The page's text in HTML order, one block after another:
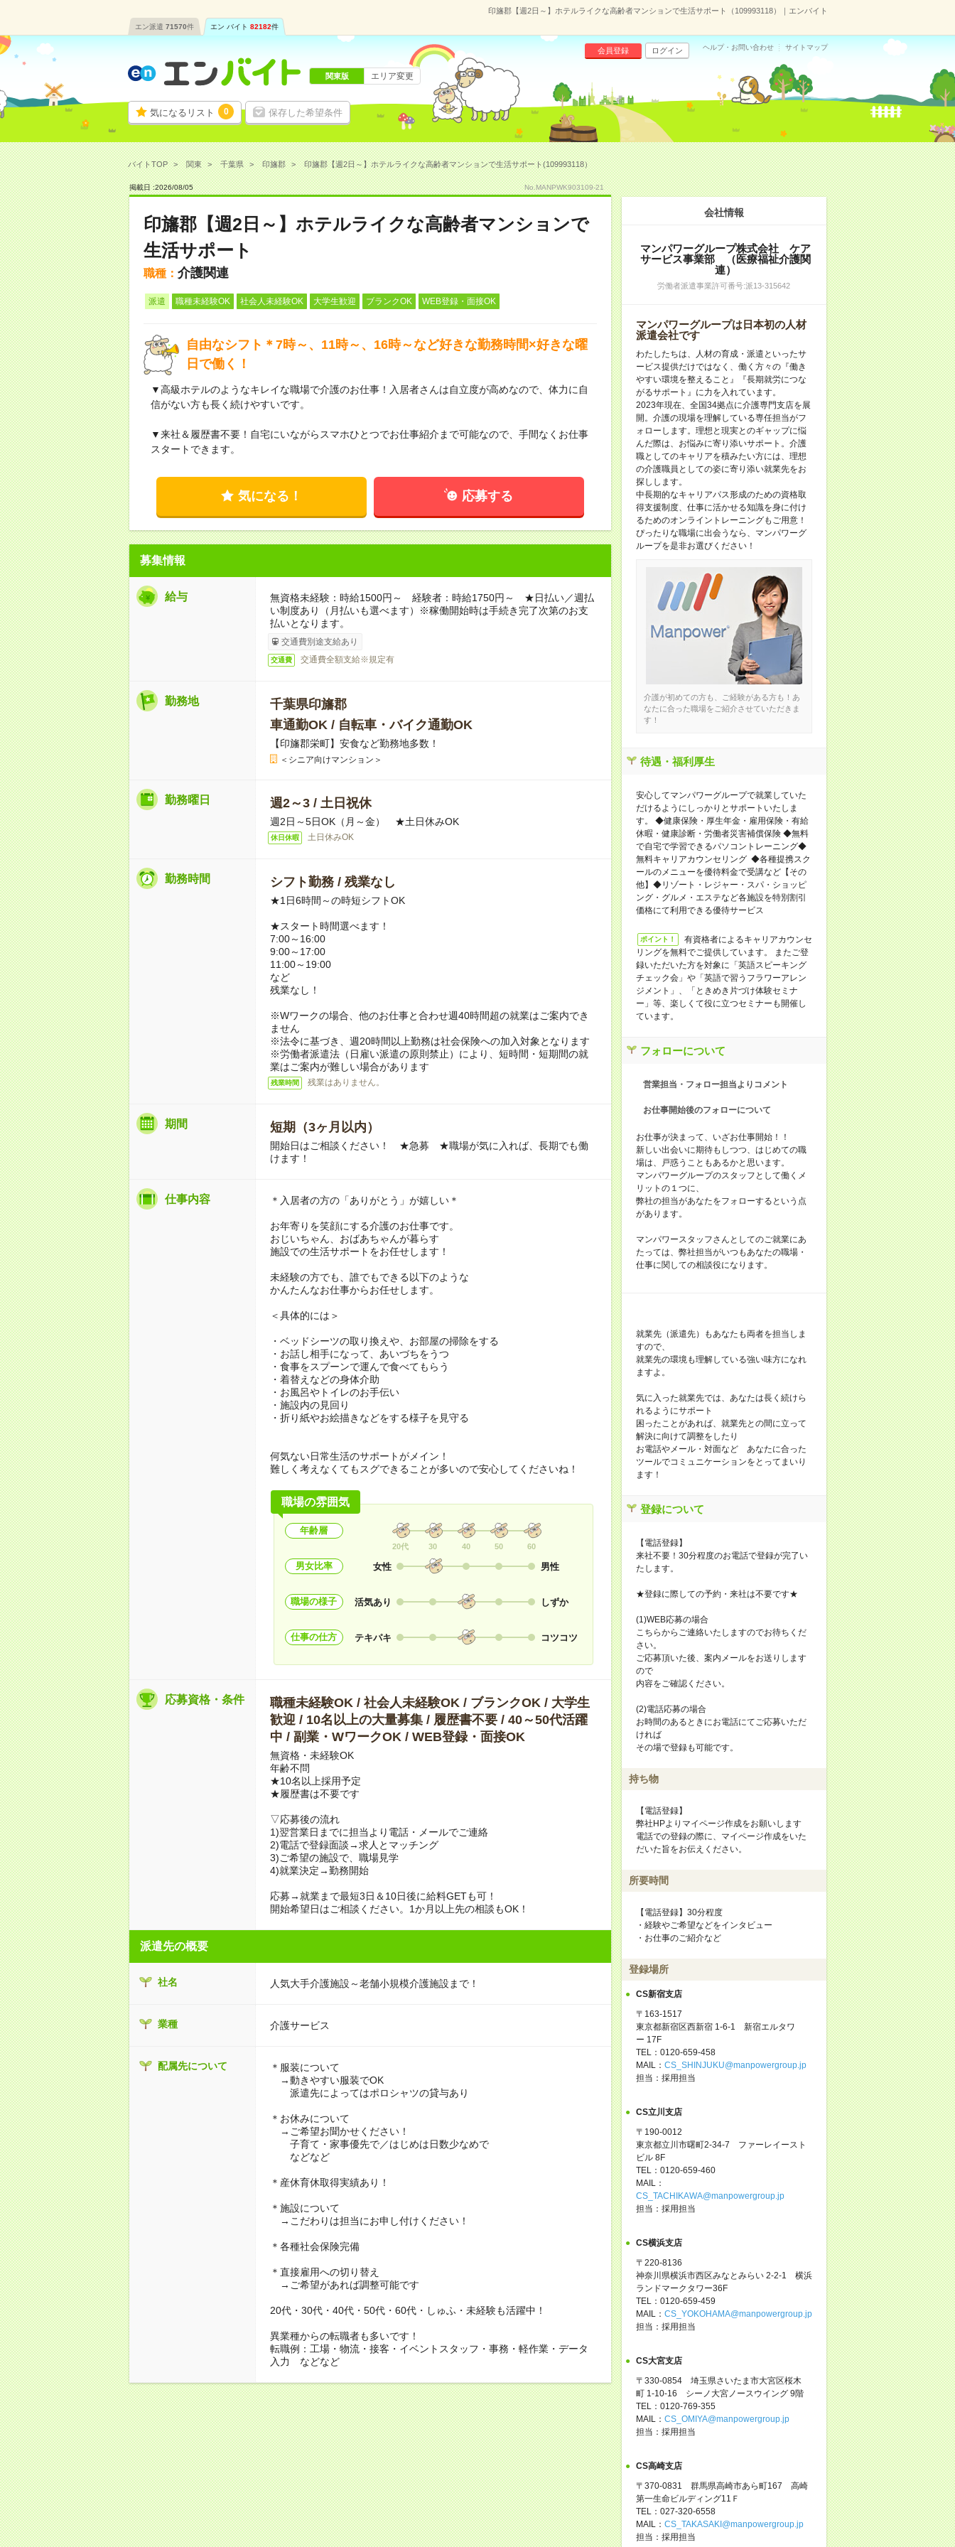
印旛郡【週2日～】ホテルライクな高齢者マンションで生活サポート（109993118）｜エンバイト
エン派遣 71570件 エン バイト 82182件
気になるリスト 0 保存した希望条件
会員登録 ログイン ヘルプ・お問い合わせ サイトマップ
関東版 エリア変更
バイトTOP 関東 千葉県 印旛郡 印旛郡【週2日～】ホテルライクな高齢者マンションで生活サポート(109993118）
掲載日 :2026/08/05 No.MANPWK903109-21
印旛郡【週2日～】ホテルライクな高齢者マンションで
生活サポート
職種： 介護関連
派遣 職種未経験OK 社会人未経験OK 大学生歓迎 ブランクOK WEB登録・面接OK
自由なシフト＊7時～、11時～、16時～など好きな勤務時間×好きな曜
日で働く！
▼高級ホテルのようなキレイな職場で介護のお仕事！入居者さんは自立度が高めなので、体力に自
信がない方も長く続けやすいです。
▼来社＆履歴書不要！自宅にいながらスマホひとつでお仕事紹介まで可能なので、手間なくお仕事
スタートできます。
気になる！ 応募する
募集情報
給与
無資格未経験：時給1500円～ 経験者：時給1750円～ ★日払い／週払
い制度あり（月払いも選べます）※稼働開始時は手続き完了次第のお支
払いとなります。
交通費別途支給あり
交通費 交通費全額支給※規定有
勤務地
千葉県印旛郡
車通勤OK / 自転車・バイク通勤OK
【印旛郡栄町】安食など勤務地多数！
＜シニア向けマンション＞
勤務曜日 週2～3 / 土日祝休
週2日～5日OK（月～金） ★土日休みOK
休日休暇 土日休みOK
勤務時間 シフト勤務 / 残業なし
★1日6時間～の時短シフトOK
★スタート時間選べます！
7:00～16:00
9:00～17:00
11:00～19:00
など
残業なし！
※Wワークの場合、他のお仕事と合わせ週40時間超の就業はご案内でき
ません
※法令に基づき、週20時間以上勤務は社会保険への加入対象となります
※労働者派遣法（日雇い派遣の原則禁止）により、短時間・短期間の就
業はご案内が難しい場合があります
残業時間 残業はありません。
期間 短期（3ヶ月以内）
開始日はご相談ください！ ★急募 ★職場が気に入れば、長期でも働
けます！
仕事内容 ＊入居者の方の「ありがとう」が嬉しい＊
お年寄りを笑顔にする介護のお仕事です。
おじいちゃん、おばあちゃんが暮らす
施設での生活サポートをお任せします！
未経験の方でも、誰でもできる以下のような
かんたんなお仕事からお任せします。
＜具体的には＞
・ベッドシーツの取り換えや、お部屋の掃除をする
・お話し相手になって、あいづちをうつ
・食事をスプーンで運んで食べてもらう
・着替えなどの身体介助
・お風呂やトイレのお手伝い
・施設内の見回り
・折り紙やお絵描きなどをする様子を見守る
何気ない日常生活のサポートがメイン！
難しく考えなくてもスグできることが多いので安心してくださいね！
職場の雰囲気
年齢層
20代 30 40 50 60
男女比率 女性 男性
職場の様子 活気あり しずか
仕事の仕方 テキパキ コツコツ
応募資格・条件
職種未経験OK / 社会人未経験OK / ブランクOK / 大学生
歓迎 / 10名以上の大量募集 / 履歴書不要 / 40～50代活躍
中 / 副業・WワークOK / WEB登録・面接OK
無資格・未経験OK
年齢不問
★10名以上採用予定
★履歴書は不要です
▽応募後の流れ
1)翌営業日までに担当より電話・メールでご連絡
2)電話で登録面談→求人とマッチング
3)ご希望の施設で、職場見学
4)就業決定→勤務開始
応募→就業まで最短3日＆10日後に給料GETも可！
開始希望日はご相談ください。1か月以上先の相談もOK！
派遣先の概要
社名 人気大手介護施設～老舗小規模介護施設まで！
業種 介護サービス
配属先について
＊服装について
→動きやすい服装でOK
派遣先によってはポロシャツの貸与あり
＊お休みについて
→ご希望お聞かせください！
子育て・家事優先で／はじめは日数少なめで
などなど
＊産休育休取得実績あり！
＊施設について
→こだわりは担当にお申し付けください！
＊各種社会保険完備
＊直接雇用への切り替え
→ご希望があれば調整可能です
20代・30代・40代・50代・60代・しゅふ・未経験も活躍中！
異業種からの転職者も多いです！
転職例：工場・物流・接客・イベントスタッフ・事務・軽作業・データ
入力 などなど
会社情報
マンパワーグループ株式会社 ケア
サービス事業部 （医療福祉介護関
連）
労働者派遣事業許可番号:派13-315642
マンパワーグループは日本初の人材
派遣会社です
わたしたちは、人材の育成・派遣といったサ
ービス提供だけではなく、働く方々の『働き
やすい環境を整えること』『長期就労につな
がるサポート』に力を入れています。
2023年現在、全国34拠点に介護専門支店を展
開。介護の現場を理解している専任担当がフ
ォローします。理想と現実とのギャップに悩
んだ際は、お悩みに寄り添いサポート。介護
職としてのキャリアを積みたい方には、理想
の介護職員としての姿に寄り添い就業先をお
探しします。
中長期的なキャリアパス形成のための資格取
得支援制度、仕事に活かせる知識を身に付け
るためのオンライントレーニングもご用意！
ぴったりな職場に出会うなら、マンパワーグ
ループを是非お選びください！
介護が初めての方も、ご経験がある方も！あ
なたに合った職場をご紹介させていただきま
す！
待遇・福利厚生
安心してマンパワーグループで就業していた
だけるようにしっかりとサポートいたしま
す。 ◆健康保険・厚生年金・雇用保険・有給
休暇・健康診断・労働者災害補償保険 ◆無料
で自宅で学習できるパソコントレーニング◆
無料キャリアカウンセリング ◆各種提携スク
ールのメニューを優待料金で受講など【その
他】◆リゾート・レジャー・スパ・ショッピ
ング・グルメ・エステなど各施設を特別割引
価格にて利用できる優待サービス
ポイント！
有資格者によるキャリアカウンセ
リングを無料でご提供しています。 またご登
録いただいた方を対象に「英語スピーキング
チェック会」や「英語で習うフラワーアレン
ジメント」、「ときめき片づけ体験セミナ
ー」等、楽しくて役に立つセミナーも開催し
ています。
フォローについて
営業担当・フォロー担当よりコメント
お仕事開始後のフォローについて
お仕事が決まって、いざお仕事開始！！
新しい出会いに期待もしつつ、はじめての職
場は、戸惑うこともあるかと思います。
マンパワーグループのスタッフとして働くメ
リットの１つに、
弊社の担当があなたをフォローするという点
があります。
マンパワースタッフさんとしてのご就業にあ
たっては、弊社担当がいつもあなたの職場・
仕事に関しての相談役になります。
就業先（派遣先）もあなたも両者を担当しま
すので、
就業先の環境も理解している強い味方になれ
ますよ。
気に入った就業先では、あなたは長く続けら
れるようにサポート
困ったことがあれば、就業先との間に立って
解決に向けて調整をしたり
お電話やメール・対面など あなたに合った
ツールでコミュニケーションをとってまいり
ます！
登録について
【電話登録】
来社不要！30分程度のお電話で登録が完了い
たします。
★登録に際しての予約・来社は不要です★
(1)WEB応募の場合
こちらからご連絡いたしますのでお待ちくだ
さい。
ご応募頂いた後、案内メールをお送りします
ので
内容をご確認ください。
(2)電話応募の場合
お時間のあるときにお電話にてご応募いただ
ければ
その場で登録も可能です。
持ち物
【電話登録】
弊社HPよりマイページ作成をお願いします
電話での登録の際に、マイページ作成をいた
だいた旨をお伝えください。
所要時間
【電話登録】30分程度
・経験やご希望などをインタビュー
・お仕事のご紹介など
登録場所
CS新宿支店
〒163-1517
東京都新宿区西新宿 1-6-1 新宿エルタワ
ー 17F
TEL：0120-659-458
MAIL： CS_SHINJUKU@manpowergroup.jp
担当：採用担当
CS立川支店
〒190-0012
東京都立川市曙町2-34-7 ファーレイースト
ビル 8F
TEL：0120-659-460
MAIL：
CS_TACHIKAWA@manpowergroup.jp
担当：採用担当
CS横浜支店
〒220-8136
神奈川県横浜市西区みなとみらい 2-2-1 横浜
ランドマークタワー36F
TEL：0120-659-459
MAIL： CS_YOKOHAMA@manpowergroup.jp
担当：採用担当
CS大宮支店
〒330-0854 埼玉県さいたま市大宮区桜木
町 1-10-16 シーノ大宮ノースウイング 9階
TEL：0120-769-355
MAIL： CS_OMIYA@manpowergroup.jp
担当：採用担当
CS高崎支店
〒370-0831 群馬県高崎市あら町167 高崎
第一生命ビルディング11Ｆ
TEL：027-320-6558
MAIL： CS_TAKASAKI@manpowergroup.jp
担当：採用担当